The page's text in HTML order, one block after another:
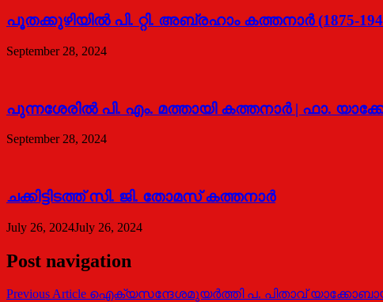
പൂതക്കുഴിയില്‍ പി. റ്റി. അബ്രഹാം കത്തനാര്‍ (1875-
September 28, 2024
പുന്നശേരിൽ പി. എം. മത്തായി കത്തനാർ | ഫാ.
September 28, 2024
ചക്കിട്ടിടത്ത് സി. ജി. തോമസ് കത്തനാർ
July 26, 2024July 26, 2024
Post navigation
Previous Article ഐക്യസന്ദേശമുയര്‍ത്തി പ. പിതാവ്